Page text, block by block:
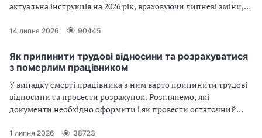
актуальна інструкція на 2026 рік, враховуючи липневі зміни,
14 липня 2026 90445
Як припинити трудові відносини та розрахуватися
з померлим працівником
У випадку смерті працівника з ним варто припинити трудові
відносини та провести розрахунок. Розглянемо, які
документи необхідно оформити і як провести остаточний
1 липня 2026 38723